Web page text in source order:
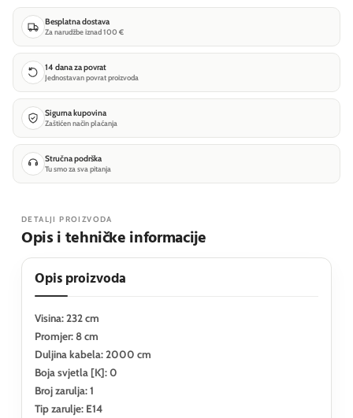
Besplatna dostava
Za narudžbe iznad 100 €
14 dana za povrat
Jednostavan povrat proizvoda
Sigurna kupovina
Zaštićen način plaćanja
Stručna podrška
Tu smo za sva pitanja
DETALJI PROIZVODA
Opis i tehničke informacije
Opis proizvoda
Visina: 232 cm
Promjer: 8 cm
Duljina kabela: 2000 cm
Boja svjetla [K]: 0
Broj zarulja: 1
Tip zarulje: E14